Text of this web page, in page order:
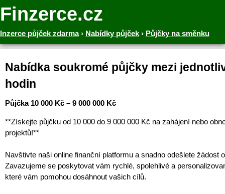
Finzerce.cz
Inzerce půjček zdarma› Nabídky půjček › Půjčky na směnku
Nabídka soukromé půjčky mezi
hodin
Půjčka 10 000 Kč – 9 000 000 Kč
**Získejte půjčku od 10 000 do 9 000 000 Kč na zahájení nebo
projektů!**
Navštivte naši online finanční platformu a snadno odešlete žádost
Zavazujeme se poskytovat vám rychlé, spolehlivé a
které vám pomohou dosáhnout vašich cílů.